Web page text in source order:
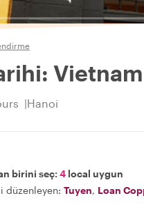
Vietnam
Hanoi
birini seç:4 local uygun
düzenleyen: Tuyen, Loan